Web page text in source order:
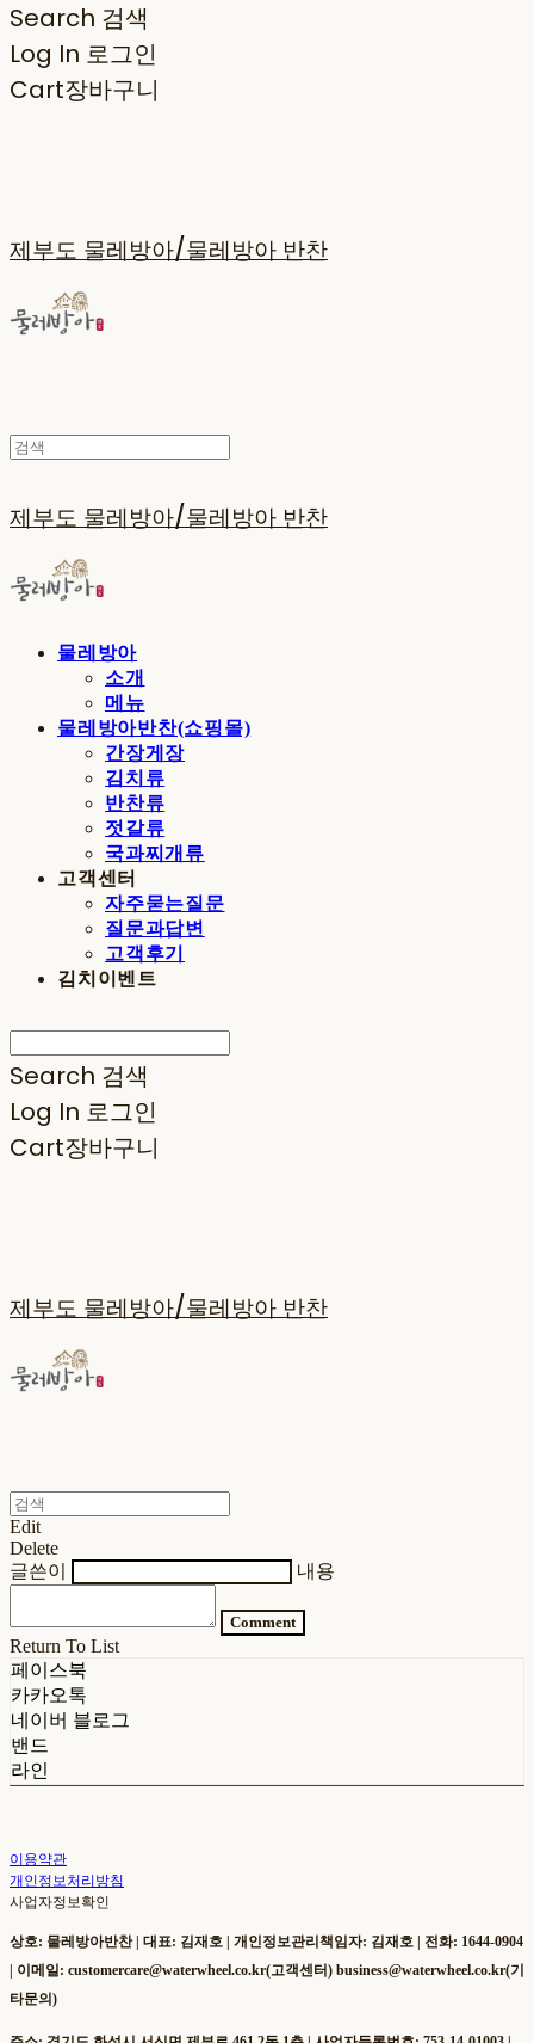
Search 검색
Log In 로그인
Cart장바구니
제부도 물레방아/물레방아 반찬
제부도 물레방아/물레방아 반찬
물레방아
소개
메뉴
물레방아반찬(쇼핑몰)
간장게장
김치류
반찬류
젓갈류
국과찌개류
고객센터
자주묻는질문
질문과답변
고객후기
김치이벤트
Search 검색
Log In 로그인
Cart장바구니
제부도 물레방아/물레방아 반찬
Edit
Delete
글쓴이
내용
Comment
Return To List
페이스북
카카오톡
네이버 블로그
밴드
라인
이용약관
개인정보처리방침
사업자정보확인
상호: 물레방아반찬 | 대표: 김재호 | 개인정보관리책임자: 김재호 | 전화: 1644-0904
| 이메일: customercare@waterwheel.co.kr(고객센터) business@waterwheel.co.kr(기
타문의)